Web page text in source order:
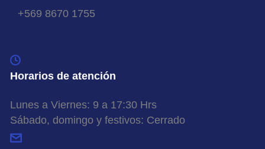
+569 8670 1755
Horarios de atención
Lunes a Viernes: 9 a 17:30 Hrs
Sábado, domingo y festivos: Cerrado